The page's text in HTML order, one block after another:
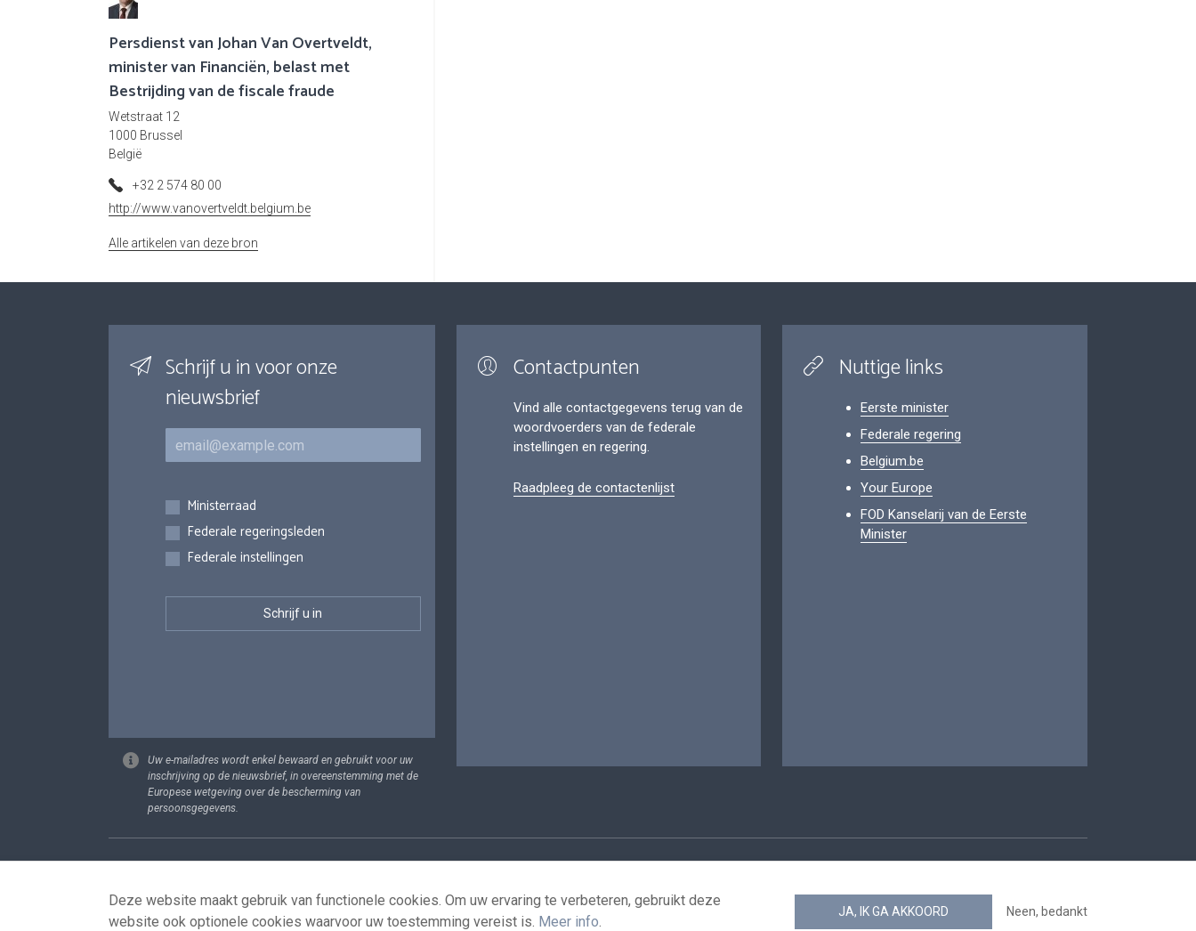
Persdienst van Johan Van Overtveldt,
minister van Financiën, belast met
Bestrijding van de fiscale fraude
Wetstraat 12
1000 Brussel
België
+32 2 574 80 00
http://www.vanovertveldt.belgium.be
Alle artikelen van deze bron
Schrijf u in voor onze
nieuwsbrief
E-mail
Inschrijvingen
Ministerraad
Federale regeringsleden
Federale instellingen
Uw e-mailadres wordt enkel bewaard en gebruikt voor uw
inschrijving op de nieuwsbrief, in overeenstemming met de
Europese wetgeving over de bescherming van
persoonsgegevens.
Contactpunten
Vind alle contactgegevens terug van de
woordvoerders van de federale
instellingen en regering.
Raadpleeg de contactenlijst
Nuttige links
Eerste minister
Federale regering
Belgium.be
Your Europe
FOD Kanselarij van de Eerste
Minister
Footer
Deze website maakt gebruik van functionele cookies. Om uw ervaring te verbeteren, gebruikt deze
website ook optionele cookies waarvoor uw toestemming vereist is. Meer info.
JA, IK GA AKKOORD Neen, bedankt